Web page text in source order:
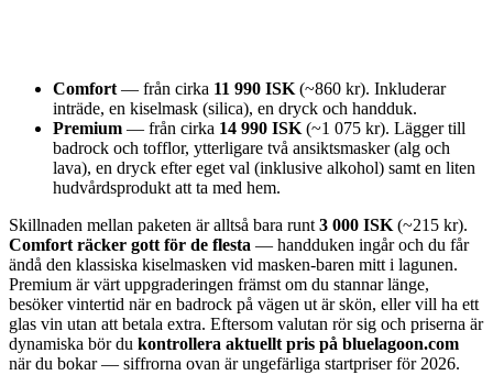
Comfort— från cirka 11 990 ISK(~860 kr). Inkluderar
inträde, en kiselmask (silica), en dryck och handduk.
Premium — från cirka 14 990 ISK(~1 075 kr). Lägger till
badrock och tofflor, ytterligare två ansiktsmasker (alg och
lava), en dryck efter eget val (inklusive alkohol) samt en liten
hudvårdsprodukt att ta med hem.
Skillnaden mellan paketen är alltså bara runt3 000 ISK(~215 kr).
Comfort räcker gott för de flesta — handduken ingår och du får
ändå den klassiska kiselmasken vid masken-baren mitt i lagunen.
Premium är värt uppgraderingen främst om du stannar länge,
besöker vintertid när en badrock på vägen ut är skön, eller vill ha ett
glas vin utan att betala extra. Eftersom valutan rör sig och priserna är
dynamiska bör du kontrollera aktuellt pris på bluelagoon.com
när du bokar — siffrorna ovan är ungefärliga startpriser för 2026.